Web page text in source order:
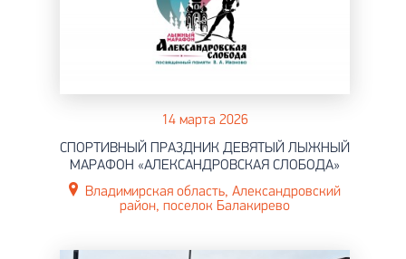
14 марта 2026
СПОРТИВНЫЙ ПРАЗДНИК ДЕВЯТЫЙ ЛЫЖНЫЙ
МАРАФОН «АЛЕКСАНДРОВСКАЯ СЛОБОДА»
Владимирская область, Александровский
район, поселок Балакирево